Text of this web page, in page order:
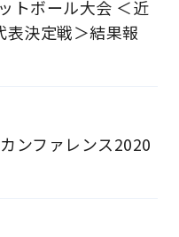
トボール大会 ＜近
表決定戦＞結果報
ンファレンス2020